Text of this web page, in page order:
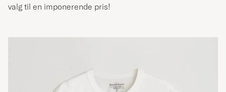
valg til en imponerende pris!